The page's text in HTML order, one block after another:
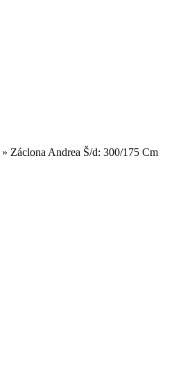
» Záclona Andrea Š/d: 300/175 Cm